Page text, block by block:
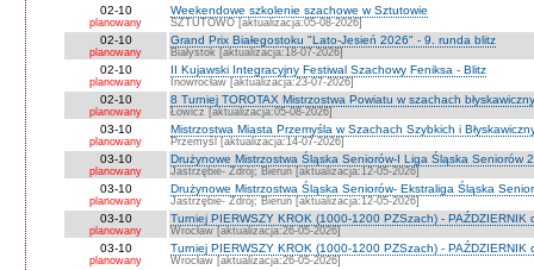
02-10
planowany
Weekendowe szkolenie szachowe w Sztutowie
SZTUTOWO [aktualizacja:05-08-2026]
02-10
planowany
Grand Prix Białegostoku "Lato-Jesień 2026" - 9. runda blitz
Białystok [aktualizacja:18-07-2026]
02-10
planowany
II Kujawski Integracyjny Festiwal Szachowy Feniksa - Blitz
Inowrocław [aktualizacja:23-07-2026]
02-10
planowany
8 Turniej TOROTAX Mistrzostwa Powiatu w szachach
Łowicz [aktualizacja:05-08-2026]
03-10
planowany
Mistrzostwa Miasta Przemyśla w Szachach Szybkich i
Przemyśl [aktualizacja:14-07-2026]
03-10
planowany
Drużynowe Mistrzostwa Śląska Seniorów-I Liga Śląska Seniorów
Jastrzębie- Zdrój; Bieruń [aktualizacja:12-05-2026]
03-10
planowany
Drużynowe Mistrzostwa Śląska Seniorów- Ekstraliga Śląska
Jastrzębie- Zdrój; Bieruń [aktualizacja:12-05-2026]
03-10
planowany
Turniej PIERWSZY KROK (1000-1200 PZSzach) - PAŹDZIERNIK
Wrocław [aktualizacja:26-05-2026]
03-10
planowany
Turniej PIERWSZY KROK (1000-1200 PZSzach) - PAŹDZIERNIK
Wrocław [aktualizacja:26-05-2026]